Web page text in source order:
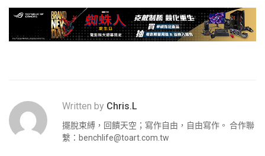
Written by Chris.L
擺脫束縛，回饋天空；寫作自由，自由寫作。 合作聯
繫： benchlife@toart.com.tw